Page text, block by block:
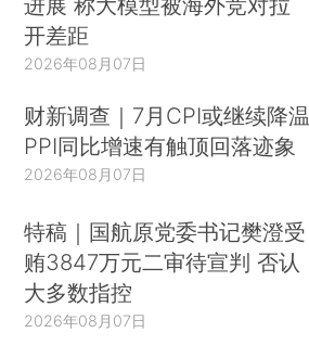
开差距
2026年08月07日
财新调查｜7月CPI或继续降温
PPI同比增速有触顶回落迹象
2026年08月07日
特稿｜国航原党委书记樊澄受
贿3847万元二审待宣判 否认
大多数指控
2026年08月07日